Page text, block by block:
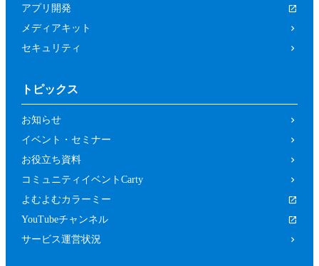
アプリ開発
メディアキット
セキュリティ
トピックス
お知らせ
イベント・セミナー
お役立ち資料
コミュニティイベントCarty
よむよむカラーミー
YouTubeチャンネル
サービス運営状況